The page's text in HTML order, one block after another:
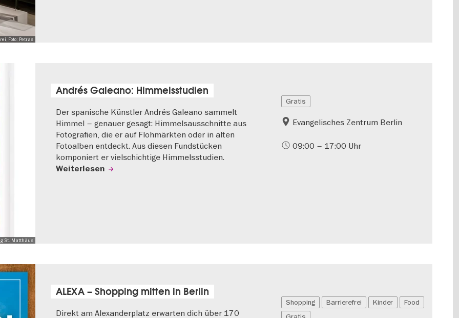
Foto: Petras
St. Matthäus
Andrés Galeano: Himmelsstudien
Der spanische Künstler Andrés Galeano sammelt
Himmel – genauer gesagt: Himmelsausschnitte aus
Fotografien, die er auf Flohmärkten oder in alten
Fotoalben entdeckt. Aus diesen Fundstücken
komponiert er vielschichtige Himmelsstudien.
Weiterlesen
Gratis
Evangelisches Zentrum Berlin
09:00 – 17:00 Uhr
ALEXA – Shopping mitten in Berlin
Direkt am Alexanderplatz erwarten dich über 170
Shopping Barrierefrei Kinder
Food